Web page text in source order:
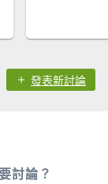
發表新討論
討論？